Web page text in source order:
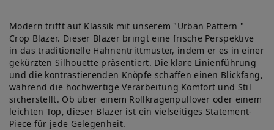
Modern trifft auf Klassik mit unserem "Urban Pattern "
Crop Blazer. Dieser Blazer bringt eine frische Perspektive
in das traditionelle Hahnentrittmuster, indem er es in einer
gekürzten Silhouette präsentiert. Die klare Linienführung
und die kontrastierenden Knöpfe schaffen einen Blickfang,
während die hochwertige Verarbeitung Komfort und Stil
sicherstellt. Ob über einem Rollkragenpullover oder einem
leichten Top, dieser Blazer ist ein vielseitiges Statement-
Piece für jede Gelegenheit.